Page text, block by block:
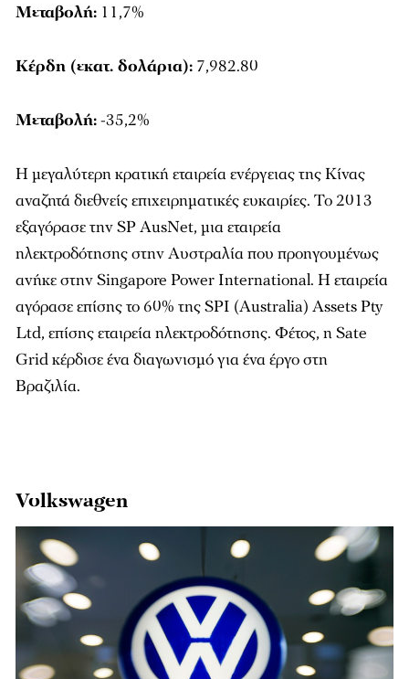
Μεταβολή: 11,7%
Κέρδη (εκατ. δολάρια): 7,982.80
Μεταβολή:-35,2%
Η μεγαλύτερη κρατική εταιρεία ενέργειας της Κίνας
αναζητά διεθνείς επιχειρηματικές ευκαιρίες. Το 2013
εξαγόρασε την SP AusNet, μια εταιρεία
ηλεκτροδότησης στην Αυστραλία που προηγουμένως
ανήκε στην Singapore Power International. Η εταιρεία
αγόρασε επίσης το 60% της SPI (Australia) Assets Pty
Ltd, επίσης εταιρεία ηλεκτροδότησης. Φέτος, η Sate
Grid κέρδισε ένα διαγωνισμό για ένα έργο στη
Βραζιλία.
Volkswagen